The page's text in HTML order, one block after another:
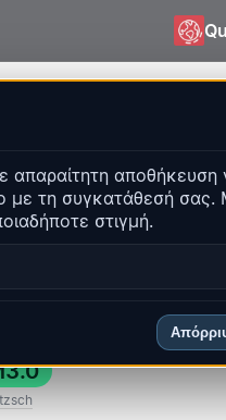
απαραίτητη αποθήκευση
με τη συγκατάθεσή
στιγμή.
γεγονότα